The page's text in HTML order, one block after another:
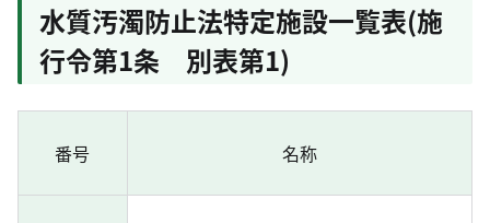
水質汚濁防止法特定施設一覧表(施
行令第1条 別表第1)
番号 名称